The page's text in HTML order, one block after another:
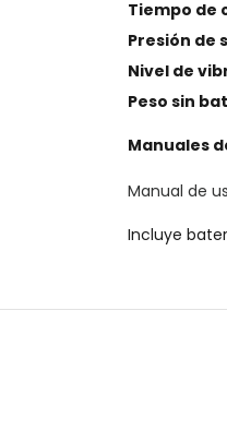
Tiempo de
Presión de
Nivel de
Peso sin
Manuales
Manual de
Incluye